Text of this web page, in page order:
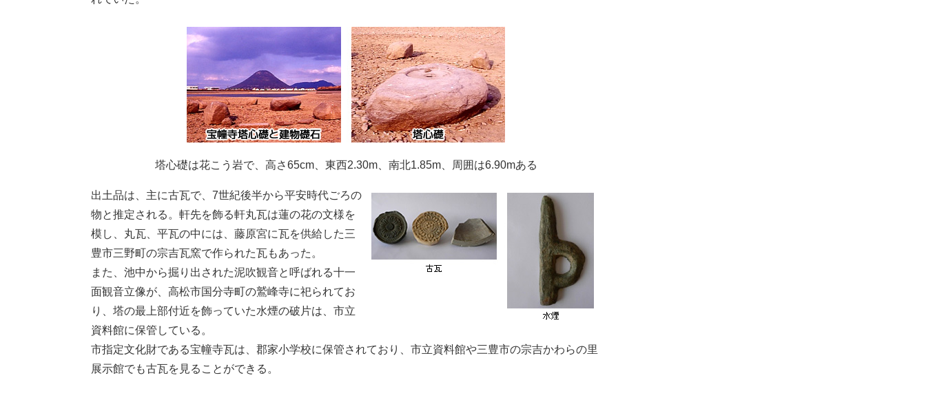
塔心礎は花こう岩で、高さ65cm、東西2.30m、南北1.85m、周囲は6.90mある
出土品は、主に古瓦で、7世紀後半から平安時代ごろの
物と推定される。軒先を飾る軒丸瓦は蓮の花の文様を
模し、丸瓦、平瓦の中には、藤原宮に瓦を供給した三
豊市三野町の宗吉瓦窯で作られた瓦もあった。
また、池中から掘り出された泥吹観音と呼ばれる十一
面観音立像が、高松市国分寺町の鷲峰寺に祀られてお
り、塔の最上部付近を飾っていた水煙の破片は、市立
資料館に保管している。
市指定文化財である宝幢寺瓦は、郡家小学校に保管されており、市立資料館や三豊市の宗吉かわらの里
展示館でも古瓦を見ることができる。